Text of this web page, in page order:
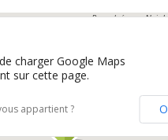
Propulsés par
charger Google Maps
sur cette page.
appartient ?